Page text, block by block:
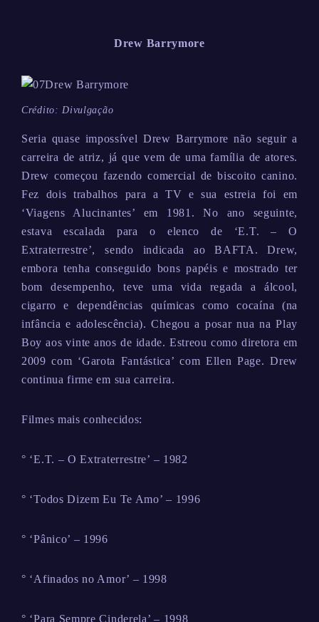
Drew Barrymore
Crédito: Divulgação
Seria quase impossível Drew Barrymore não seguir a
carreira de atriz, já que vem de uma família de atores.
Drew começou fazendo comercial de biscoito canino.
Fez dois trabalhos para a TV e sua estreia foi em
‘Viagens Alucinantes’ em 1981. No ano seguinte,
estava escalada para o elenco de ‘E.T. – O
Extraterrestre’, sendo indicada ao BAFTA. Drew,
embora tenha conseguido bons papéis e mostrado ter
bom desempenho, teve uma vida regada a álcool,
cigarro e dependências químicas como cocaína (na
infância e adolescência). Chegou a posar nua na Play
Boy aos vinte anos de idade. Estreou como diretora em
2009 com ‘Garota Fantástica’ com Ellen Page. Drew
continua firme em sua carreira.
Filmes mais conhecidos:
° ‘E.T. – O Extraterrestre’ – 1982
° ‘Todos Dizem Eu Te Amo’ – 1996
° ‘Pânico’ – 1996
° ‘Afinados no Amor’ – 1998
° ‘Para Sempre Cinderela’ – 1998